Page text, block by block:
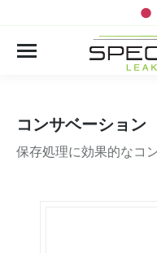
コンサベーション
保存処理に効果的なコ